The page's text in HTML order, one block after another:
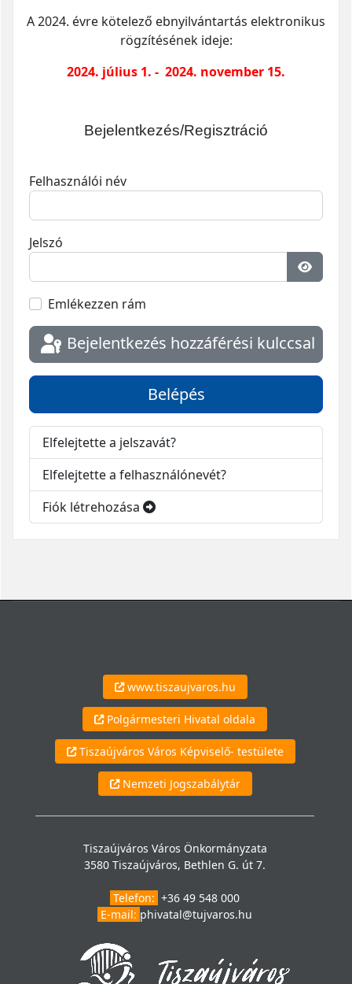
A 2024. évre kötelező ebnyilvántartás elektronikus
rögzítésének ideje:
2024. július 1. - 2024. november 15.
Bejelentkezés/Regisztráció
Felhasználói név
Jelszó
Jelszó
Emlékezzen rám
Bejelentkezés hozzáférési kulccsal
Belépés
Elfelejtette a jelszavát?
Elfelejtette a felhasználónevét?
Fiók létrehozása
www.tiszaujvaros.hu
Polgármesteri Hivatal oldala
Tiszaújváros Város Képviselő- testülete
Nemzeti Jogszabálytár
Tiszaújváros Város Önkormányzata
3580 Tiszaújváros, Bethlen G. út 7.
Telefon: +36 49 548 000
E-mail: phivatal@tujvaros.hu